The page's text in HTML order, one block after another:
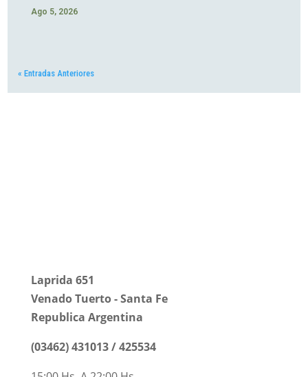
Ago 5, 2026
« Entradas Anteriores
Laprida 651
Venado Tuerto - Santa Fe
Republica Argentina
(03462) 431013 / 425534